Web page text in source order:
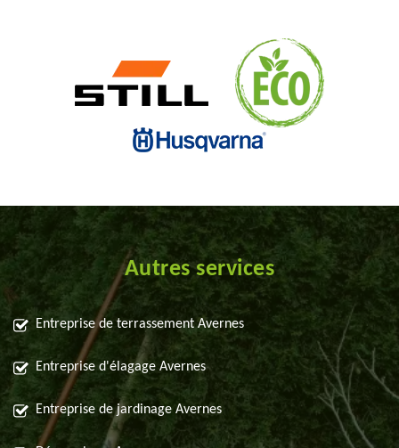
Autres services
Entreprise de terrassement Avernes
Entreprise d'élagage Avernes
Entreprise de jardinage Avernes